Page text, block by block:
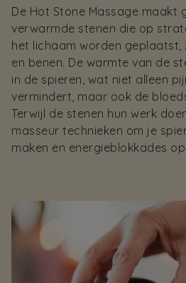
De Hot Stone Massage maakt
verwarmde stenen die op
het lichaam worden geplaatst,
en benen. De warmte van de
in de spieren, wat niet alleen
vermindert, maar ook de
Terwijl de stenen hun werk
masseur technieken om je
maken en energieblokkades